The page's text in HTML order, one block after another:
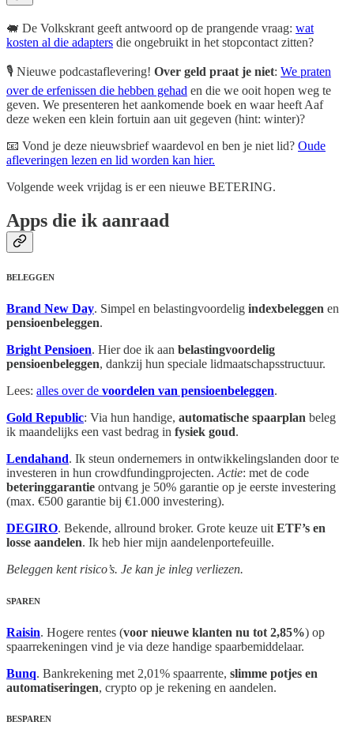
🐖 De Volkskrant geeft antwoord op de prangende vraag: wat
kosten al die adapters die ongebruikt in het stopcontact zitten?
🎙️ Nieuwe podcastaflevering! Over geld praat je niet: We praten
over de erfenissen die hebben gehad en die we ooit hopen weg te
geven. We presenteren het aankomende boek en waar heeft Aaf
deze weken een klein fortuin aan uit gegeven (hint: winter)?
📧 Vond je deze nieuwsbrief waardevol en ben je niet lid? Oude
afleveringen lezen en lid worden kan hier.
Volgende week vrijdag is er een nieuwe BETERING.
Apps die ik aanraad
BELEGGEN
Brand New Day. Simpel en belastingvoordelig indexbeleggen en
pensioenbeleggen.
Bright Pensioen. Hier doe ik aan belastingvoordelig
pensioenbeleggen, dankzij hun speciale lidmaatschapsstructuur.
Lees: alles over de voordelen van pensioenbeleggen.
Gold Republic: Via hun handige, automatische spaarplan beleg
ik maandelijks een vast bedrag in fysiek goud.
Lendahand. Ik steun ondernemers in ontwikkelingslanden door te
investeren in hun crowdfundingprojecten. Actie: met de code
beteringgarantie ontvang je 50% garantie op je eerste investering
(max. €500 garantie bij €1.000 investering).
DEGIRO. Bekende, allround broker. Grote keuze uit ETF’s en
losse aandelen. Ik heb hier mijn aandelenportefeuille.
Beleggen kent risico’s. Je kan je inleg verliezen.
SPAREN
Raisin. Hogere rentes (voor nieuwe klanten nu tot 2,85%) op
spaarrekeningen vind je via deze handige spaarbemiddelaar.
Bunq. Bankrekening met 2,01% spaarrente, slimme potjes en
automatiseringen, crypto op je rekening en aandelen.
BESPAREN